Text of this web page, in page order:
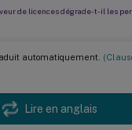
automatiquement.
Lire en anglais
de licences dégrade-t-il les